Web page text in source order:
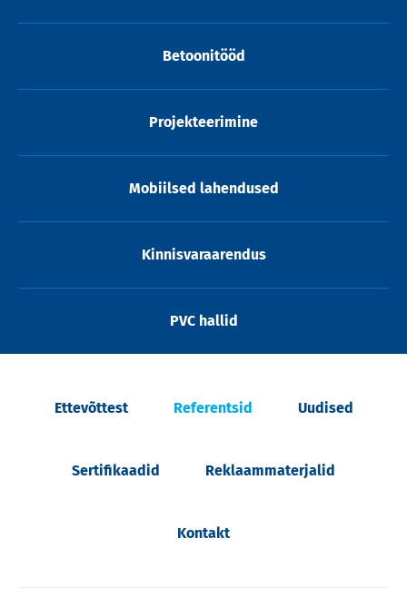
Betoonitööd
Projekteerimine
Mobiilsed lahendused
Kinnisvaraarendus
PVC hallid
Ettevõttest Referentsid Uudised
Sertifikaadid Reklaammaterjalid
Kontakt